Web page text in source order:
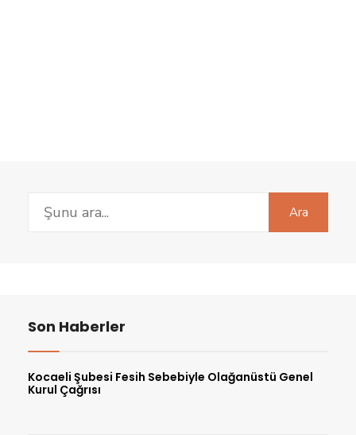
Search
for:
Ara
Son Haberler
Kocaeli Şubesi Fesih Sebebiyle Olağanüstü Genel
Kurul Çağrısı